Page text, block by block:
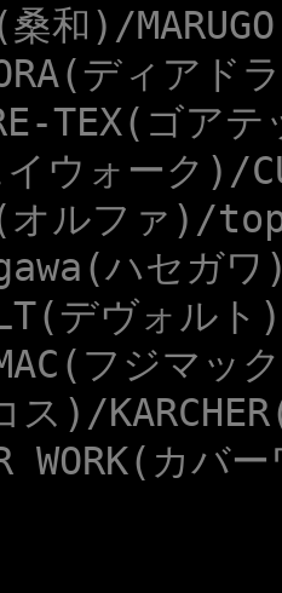
和)/
ディアド
TEX(ゴア
イウォーク)/
オルファ)/
ハセガ
デヴォル
フジマッ
ス)/
WORK(カ